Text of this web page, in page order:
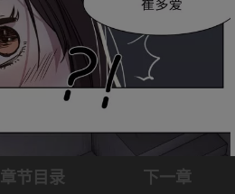
章节目录 下一章